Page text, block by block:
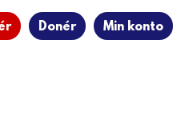
Donér Min konto